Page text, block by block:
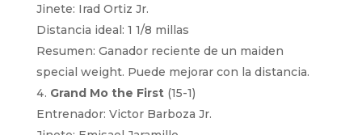
Jinete: Irad Ortiz Jr.
Distancia ideal: 1 1/8 millas
Resumen: Ganador reciente de un maiden
special weight. Puede mejorar con la distancia.
Grand Mo the First(15-1)
Entrenador: Victor Barboza Jr.